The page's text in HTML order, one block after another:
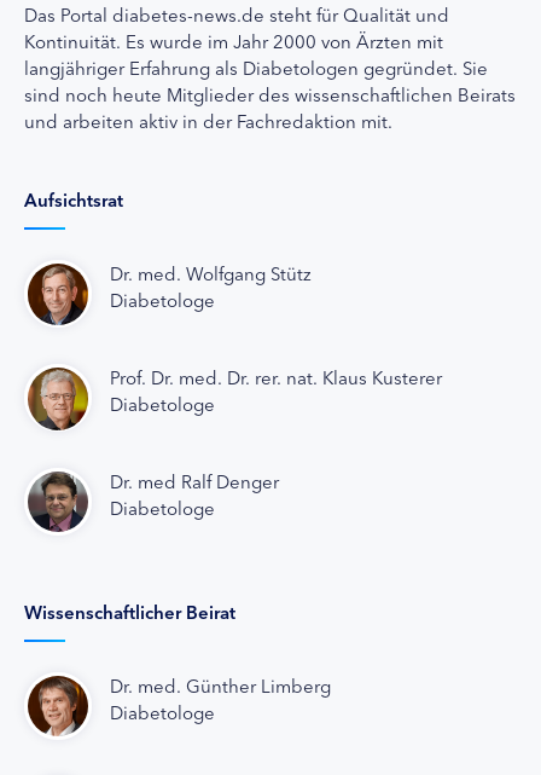
Das Portal diabetes-news.de steht für Qualität und
Kontinuität. Es wurde im Jahr 2000 von Ärzten mit
langjähriger Erfahrung als Diabetologen gegründet. Sie
sind noch heute Mitglieder des wissenschaftlichen Beirats
und arbeiten aktiv in der Fachredaktion mit.
Aufsichtsrat
Dr. med. Wolfgang Stütz
Diabetologe
Prof. Dr. med. Dr. rer. nat. Klaus Kusterer
Diabetologe
Dr. med Ralf Denger
Diabetologe
Wissenschaftlicher Beirat
Dr. med. Günther Limberg
Diabetologe